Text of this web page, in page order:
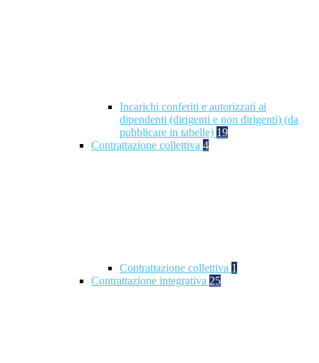
Incarichi conferiti e autorizzati ai
dipendenti (dirigenti e non dirigenti) (da
pubblicare in tabelle) 19
Contrattazione collettiva 4
Contrattazione collettiva 1
Contrattazione integrativa 25